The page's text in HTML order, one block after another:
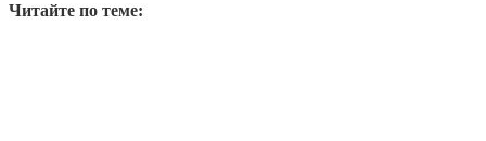
Читайте по теме: